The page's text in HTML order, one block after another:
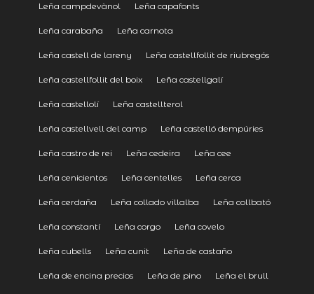
Leña campdevànol Leña capafonts
Leña carabaña Leña carnota
Leña castell de lareny Leña castellfollit de riubregós
Leña castellfollit del boix Leña castellgalí
Leña castellolí Leña castellterol
Leña castellvell del camp Leña castelló dempúries
Leña castro de rei Leña cedeira Leña cee
Leña cenicientos Leña centelles Leña cerca
Leña cerdaña Leña collado villalba Leña collbató
Leña constantí Leña corgo Leña covelo
Leña cubells Leña cunit Leña de castaño
Leña de encina precios Leña de pino Leña el brull